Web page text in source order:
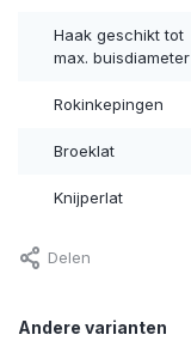
Haak geschikt tot
max. buisdiameter
Rokinkepingen
Broeklat
Knijperlat
Delen
Andere varianten